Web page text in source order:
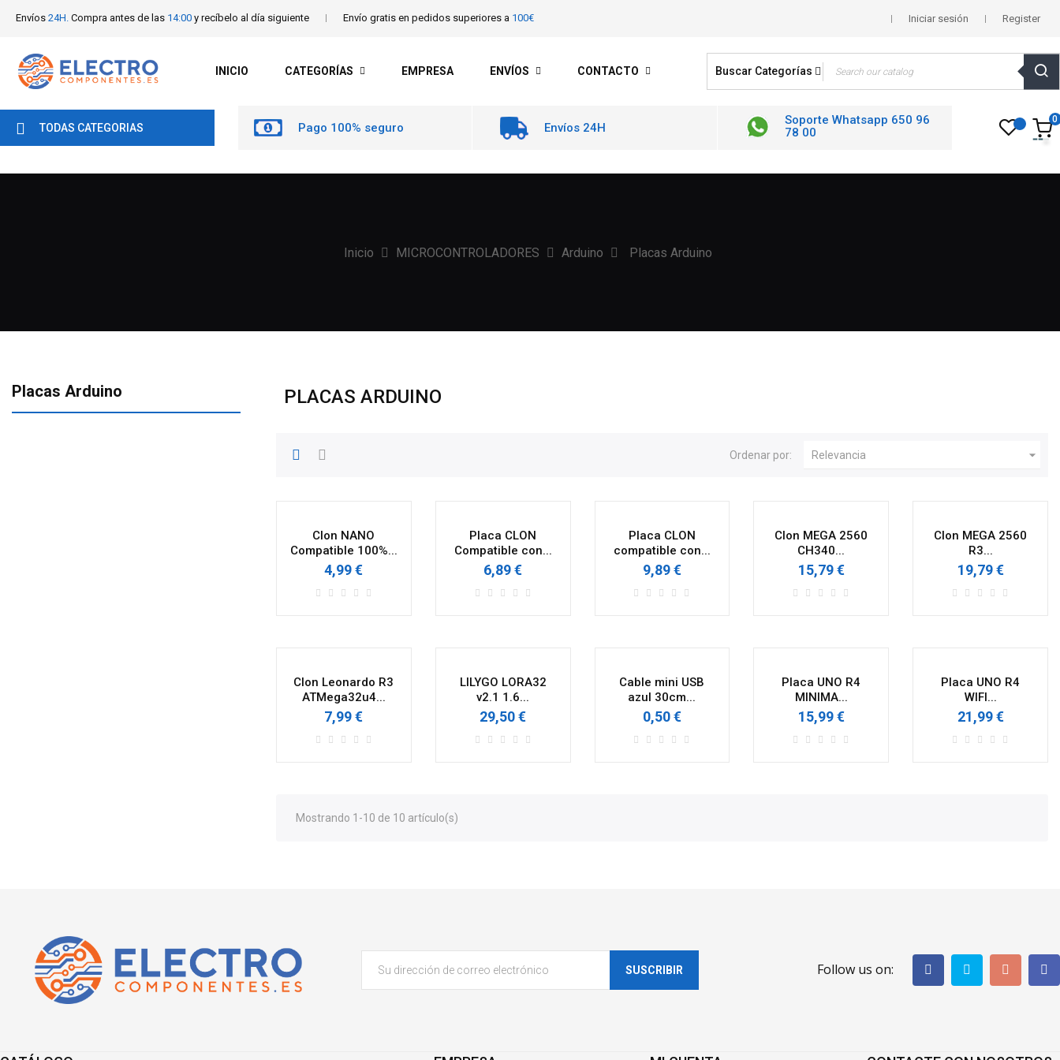
Envíos 24H. Compra antes de las 14:00 y recíbelo al día siguiente Envío gratis en pedidos superiores a 100€ Iniciar sesión Register
INICIO CATEGORÍAS EMPRESA ENVÍOS CONTACTO Buscar Categorías
TODAS CATEGORIAS Pago 100% seguro Envíos 24H
Soporte Whatsapp 650 96
78 00
0
Inicio MICROCONTROLADORES Arduino Placas Arduino
Placas Arduino PLACAS ARDUINO
Ordenar por: Relevancia 
Clon NANO
Compatible 100%...
4,99 €
Placa CLON
Compatible con...
6,89 €
Placa CLON
compatible con...
9,89 €
Clon MEGA 2560
CH340...
15,79 €
Clon MEGA 2560
R3...
19,79 €
Clon Leonardo R3
ATMega32u4...
7,99 €
LILYGO LORA32
v2.1 1.6...
29,50 €
Cable mini USB
azul 30cm...
0,50 €
Placa UNO R4
MINIMA...
15,99 €
Placa UNO R4
WIFI...
21,99 €
Mostrando 1-10 de 10 artículo(s)
SUSCRIBIR Follow us on: